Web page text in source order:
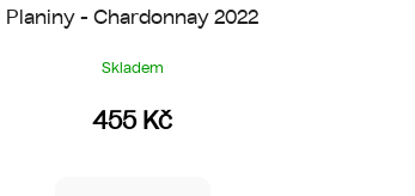
Planiny - Chardonnay 2022
Skladem
455 Kč